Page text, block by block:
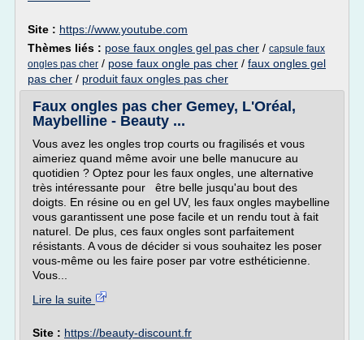
Site : https://www.youtube.com
Thèmes liés : pose faux ongles gel pas cher / capsule faux
ongles pas cher / pose faux ongle pas cher / faux ongles gel
pas cher / produit faux ongles pas cher
Faux ongles pas cher Gemey, L'Oréal,
Maybelline - Beauty ...
Vous avez les ongles trop courts ou fragilisés et vous
aimeriez quand même avoir une belle manucure au
quotidien ? Optez pour les faux ongles, une alternative
très intéressante pour être belle jusqu'au bout des
doigts. En résine ou en gel UV, les faux ongles maybelline
vous garantissent une pose facile et un rendu tout à fait
naturel. De plus, ces faux ongles sont parfaitement
résistants. A vous de décider si vous souhaitez les poser
vous-même ou les faire poser par votre esthéticienne.
Vous...
Lire la suite
Site : https://beauty-discount.fr